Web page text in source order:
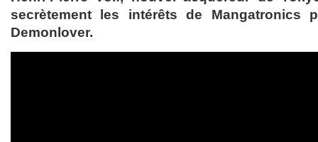
secrètement les intérêts de Mangatronics
Demonlover.